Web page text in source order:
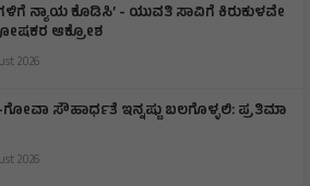
ನ್ಯಾಯ ಕೊಡಿಸಿ’ - ಯುವತಿ ಸಾವಿಗೆ ಕಿರುಕುಳವೇ
ಆಕ್ರೋಶ
2026
ಸೌಹಾರ್ಧತೆ ಇನ್ನಷ್ಟು ಬಲಗೊಳ್ಳಲಿ: ಪ್ರತಿಮಾ
2026